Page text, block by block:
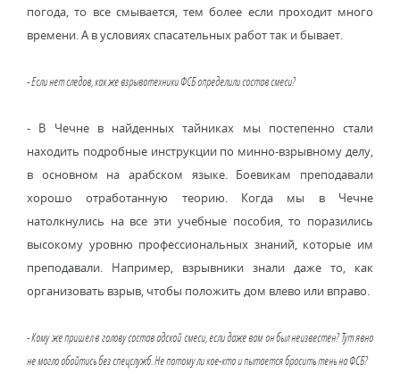
погода, то все смывается, тем более если проходит много
времени. А в условиях спасательных работ так и бывает.
- Если нет следов, как же взрывотехники ФСБ определили состав смеси?
- В Чечне в найденных тайниках мы постепенно стали
находить подробные инструкции по минно-взрывному делу,
в основном на арабском языке. Боевикам преподавали
хорошо отработанную теорию. Когда мы в Чечне
натолкнулись на все эти учебные пособия, то поразились
высокому уровню профессиональных знаний, которые им
преподавали. Например, взрывники знали даже то, как
организовать взрыв, чтобы положить дом влево или вправо.
- Кому же пришел в голову состав адской смеси, если даже вам он был неизвестен? Тут явно
не могло обойтись без спецслужб. Не потому ли кое-кто и пытается бросить тень на ФСБ?